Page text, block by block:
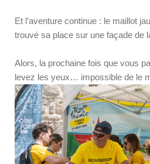
Et l’aventure continue : le maillot
trouvé sa place sur une façade de
Alors, la prochaine fois que vous
levez les yeux… impossible de le